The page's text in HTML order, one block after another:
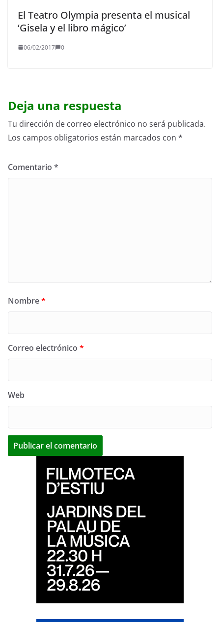
El Teatro Olympia presenta el musical
‘Gisela y el libro mágico’
06/02/2017 0
Deja una respuesta
Tu dirección de correo electrónico no será publicada.
Los campos obligatorios están marcados con *
Comentario *
Nombre*
Correo electrónico *
Web